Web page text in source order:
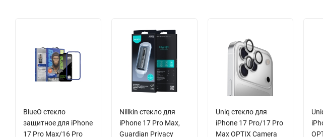
BlueO стекло
защитное для iPhone
17 Pro Max/16 Pro
Nillkin стекло для
iPhone 17 Pro Max,
Guardian Privacy
Uniq стекло для
iPhone 17 Pro/17 Pro
Max OPTIX Camera